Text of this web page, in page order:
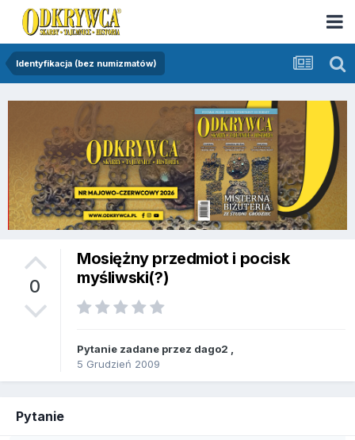
Identyfikacja (bez numizmatów)
0
Mosiężny przedmiot i pocisk
myśliwski(?)
Pytanie zadane przez dago2
5 Grudzień 2009
Pytanie